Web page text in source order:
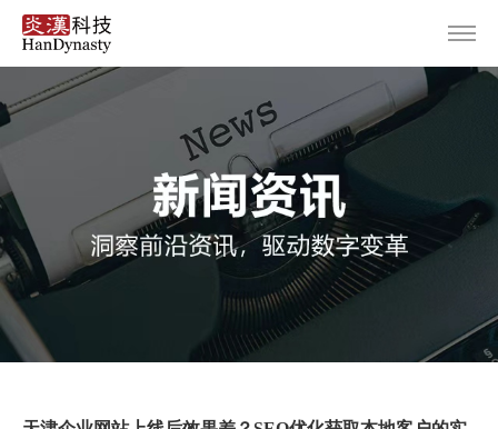
首页
服务范围
设计案例
关于炎汉
新闻资讯
联系我们